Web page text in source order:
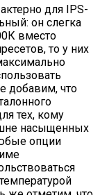
для IPS-
он слегка
вместо
то у них
добавим, что
тех, кому
насыщенных
опции